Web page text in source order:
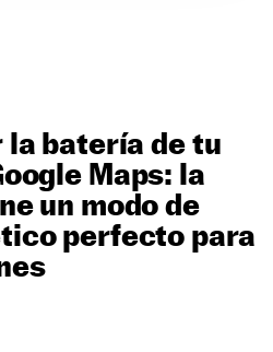
batería de tu
Maps: la
un modo de
perfecto para